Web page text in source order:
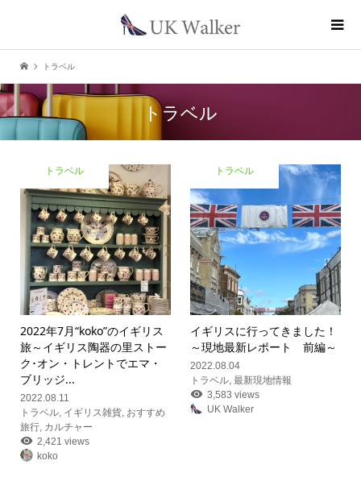
トラベル
トラベル
トラベル
2022年7月“koko”のイギリス
旅～イギリス陶器の里ストー
ク･オン・トレントでエマ・
ブリッジ...
2022.08.11
トラベル, イギリス雑貨, おすすめ
旅行, カルチャー
2,421 views
koko
トラベル
イギリスに行ってきました！
～現地最新レポート 前編～
2022.08.04
トラベル ,最新現地情報
3,583 views
UK Walker